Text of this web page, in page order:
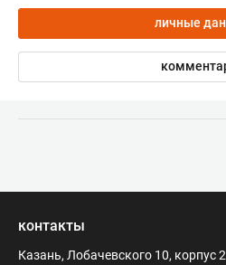
личные
контакты
Казань, Лобачевского 10, корпус 2